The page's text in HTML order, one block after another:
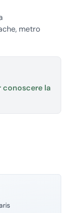
metro
conoscere la